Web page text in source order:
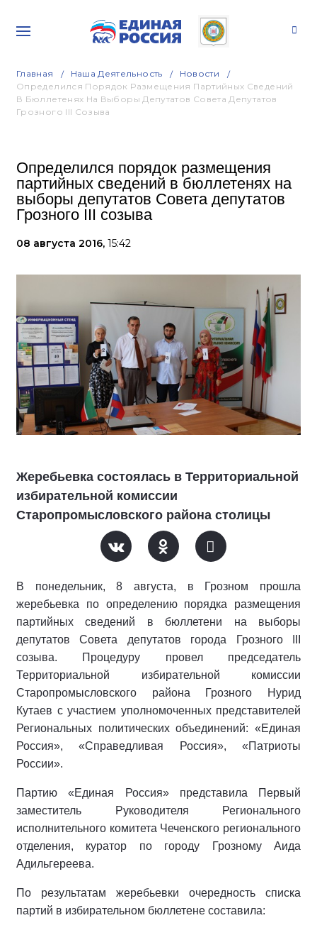
Главная Наша Деятельность
Новости
Определился Порядок Размещения Партийных Сведений
В Бюллетенях На Выборы Депутатов Совета Депутатов
Грозного III Созыва
Определился порядок размещения
партийных сведений в бюллетенях на
выборы депутатов Совета депутатов
Грозного III созыва
08 августа 2016, 15:42
Жеребьевка состоялась в Территориальной
избирательной комиссии
Старопромысловского района столицы
В понедельник, 8 августа, в Грозном прошла
жеребьевка по определению порядка размещения
партийных сведений в бюллетени на выборы
депутатов Совета депутатов города Грозного III
созыва. Процедуру провел председатель
Территориальной избирательной комиссии
Старопромысловского района Грозного Нурид
Кутаев с участием уполномоченных представителей
Региональных политических объединений: «Единая
Россия», «Справедливая Россия», «Патриоты
России».
Партию «Единая Россия» представила Первый
заместитель Руководителя Регионального
исполнительного комитета Чеченского регионального
отделения, куратор по городу Грозному Аида
Адильгереева.
По результатам жеребьевки очередность списка
партий в избирательном бюллетене составила: